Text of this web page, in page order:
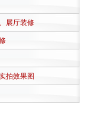
展厅装修
拍效果图